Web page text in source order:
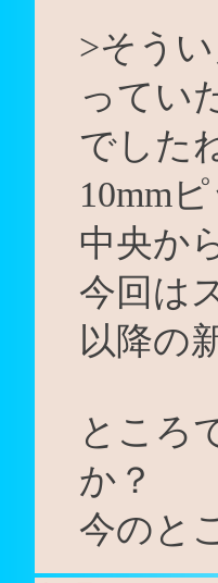
>そう
ってい
でした
10mm
中央か
今回は
以降の
ところ
か？
今のと